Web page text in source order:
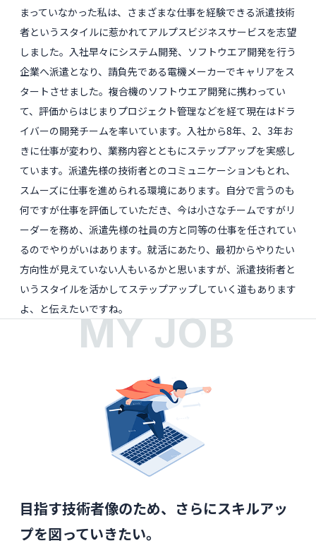
まっていなかった私は、さまざまな仕事を経験できる派遣技術
者というスタイルに惹かれてアルプスビジネスサービスを志望
しました。入社早々にシステム開発、ソフトウエア開発を行う
企業へ派遣となり、請負先である電機メーカーでキャリアをス
タートさせました。複合機のソフトウエア開発に携わってい
て、評価からはじまりプロジェクト管理などを経て現在はドラ
イバーの開発チームを率いています。入社から8年、2、3年お
きに仕事が変わり、業務内容とともにステップアップを実感し
ています。派遣先様の技術者とのコミュニケーションもとれ、
スムーズに仕事を進められる環境にあります。自分で言うのも
何ですが仕事を評価していただき、今は小さなチームですがリ
ーダーを務め、派遣先様の社員の方と同等の仕事を任されてい
るのでやりがいはあります。就活にあたり、最初からやりたい
方向性が見えていない人もいるかと思いますが、派遣技術者と
いうスタイルを活かしてステップアップしていく道もあります
よ、と伝えたいですね。
MY JOB
目指す技術者像のため、さらにスキルアッ
プを図っていきたい。